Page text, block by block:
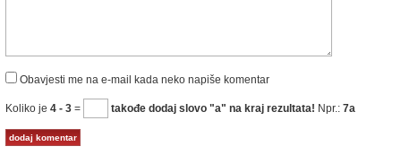
Obavjesti me na e-mail kada neko napiše komentar
Koliko je 4 - 3 = takođe dodaj slovo "a" na kraj rezultata! Npr.: 7a